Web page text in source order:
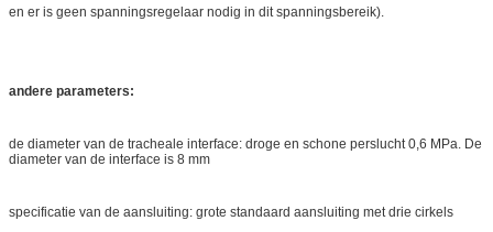
en er is geen spanningsregelaar nodig in dit spanningsbereik).
andere parameters:
de diameter van de tracheale interface: droge en schone perslucht 0,6 MPa. De
diameter van de interface is 8 mm
specificatie van de aansluiting: grote standaard aansluiting met drie cirkels